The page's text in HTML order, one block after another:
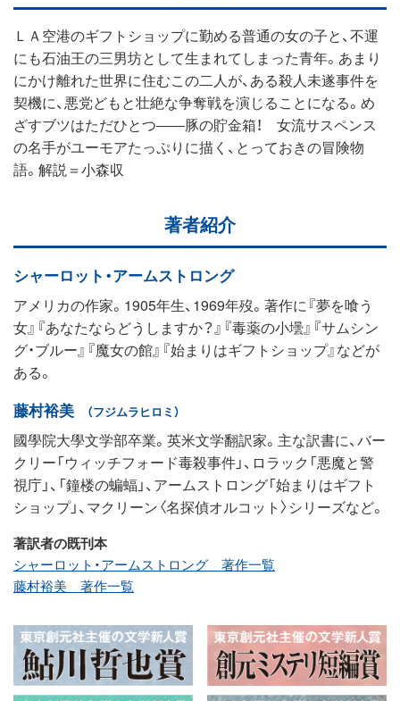
ＬＡ空港のギフトショップに勤める普通の女の子と、不運
にも石油王の三男坊として生まれてしまった青年。あまり
にかけ離れた世界に住むこの二人が、ある殺人未遂事件を
契機に、悪党どもと壮絶な争奪戦を演じることになる。め
ざすブツはただひとつ――豚の貯金箱！ 女流サスペンス
の名手がユーモアたっぷりに描く、とっておきの冒険物
語。解説＝小森収
著者紹介
シャーロット・アームストロング
アメリカの作家。1905年生、1969年歿。著作に『夢を喰う
女』『あなたならどうしますか？』『毒薬の小壜』『サムシン
グ・ブルー』『魔女の館』『始まりはギフトショップ』などが
ある。
藤村裕美 （フジムラヒロミ）
國學院大學文学部卒業。英米文学翻訳家。主な訳書に、バー
クリー「ウィッチフォード毒殺事件」、ロラック「悪魔と警
視庁」、「鐘楼の蝙蝠」、アームストロング「始まりはギフト
ショップ」、マクリーン〈名探偵オルコット〉シリーズなど。
著訳者の既刊本
シャーロット・アームストロング 著作一覧
藤村裕美 著作一覧